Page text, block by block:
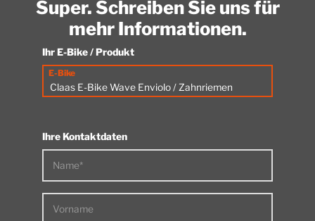
Super. Schreiben Sie uns für
mehr Informationen.
Ihr E-Bike / Produkt
E-Bike
Ihre Kontaktdaten
Name*
Vorname